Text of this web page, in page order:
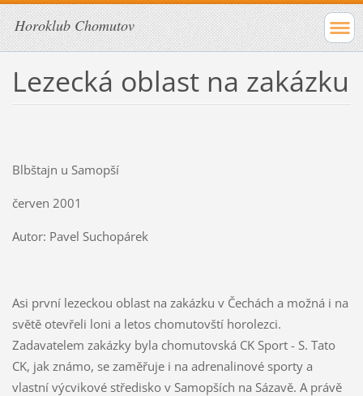
Horoklub Chomutov
Lezecká oblast na zakázku
Blbštajn u Samopší
červen 2001
Autor: Pavel Suchopárek
Asi první lezeckou oblast na zakázku v Čechách a možná i na
světě otevřeli loni a letos chomutovští horolezci.
Zadavatelem zakázky byla chomutovská CK Sport - S. Tato
CK, jak známo, se zaměřuje i na adrenalinové sporty a
vlastní výcvikové středisko v Samopších na Sázavě. A právě